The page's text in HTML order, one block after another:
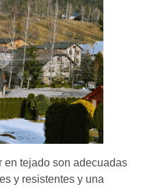
en tejado son adecuadas
y resistentes y una